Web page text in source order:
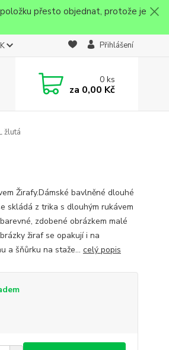
přesto objednat, protože je
Přihlášení
0ks
za 0,00 Kč
žlutá
Žirafy.Dámské bavlněné dlouhé
skládá z trika s dlouhým rukávem
zdobené obrázkem malé
žiraf se opakují i na
a šňůrku na staže... celý popis